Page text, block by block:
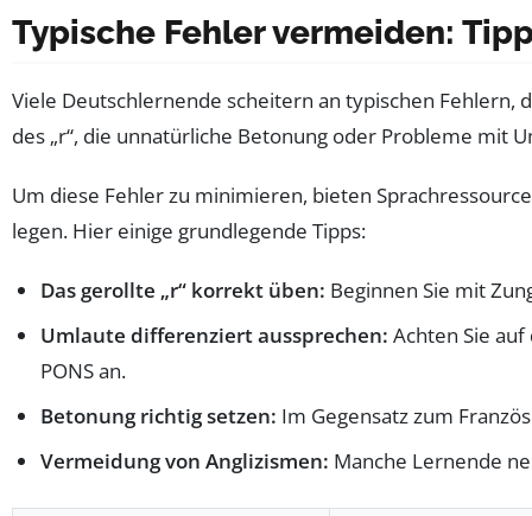
Typische Fehler vermeiden:
Viele Deutschlernende scheitern an typischen Fehlern,
des „r“, die unnatürliche Betonung oder Probleme mit
Um diese Fehler zu minimieren, bieten
legen. Hier einige grundlegende Tipps:
Das gerollte „r“ korrekt üben: Beginnen Sie mit
Umlaute differenziert aussprechen: Achten Sie auf
PONS an.
Betonung richtig setzen: Im Gegensatz zum
Vermeidung von Anglizismen: Manche Lernende